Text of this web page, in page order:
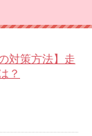
対策方法】走
？